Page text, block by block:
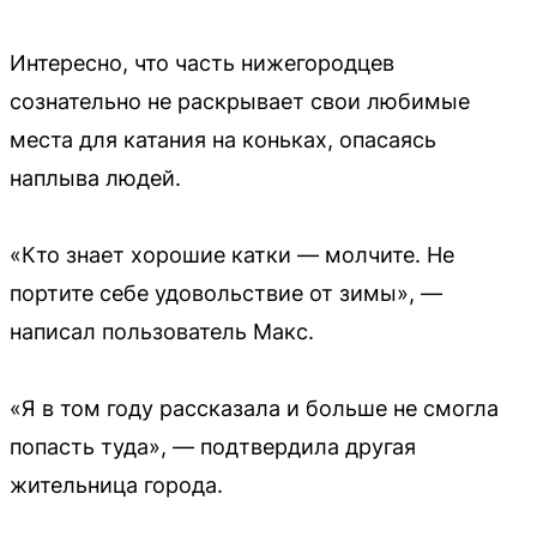
Интересно, что часть нижегородцев
сознательно не раскрывает свои любимые
места для катания на коньках, опасаясь
наплыва людей.
«Кто знает хорошие катки — молчите. Не
портите себе удовольствие от зимы», —
написал пользователь Макс.
«Я в том году рассказала и больше не смогла
попасть туда», — подтвердила другая
жительница города.